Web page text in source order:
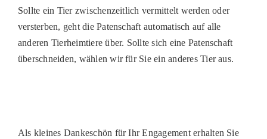
Sollte ein Tier zwischenzeitlich vermittelt werden oder
versterben, geht die Patenschaft automatisch auf alle
anderen Tierheimtiere über. Sollte sich eine Patenschaft
überschneiden, wählen wir für Sie ein anderes Tier aus.
Als kleines Dankeschön für Ihr Engagement erhalten Sie